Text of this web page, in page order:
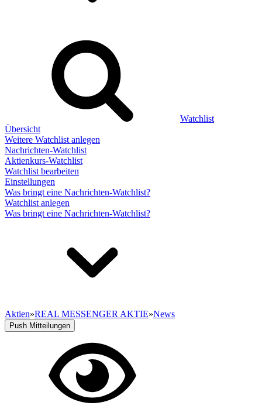
Watchlist
Übersicht
Weitere Watchlist anlegen
Nachrichten-Watchlist
Aktienkurs-Watchlist
Watchlist bearbeiten
Einstellungen
Was bringt eine Nachrichten-Watchlist?
Watchlist anlegen
Was bringt eine Nachrichten-Watchlist?
Aktien»REAL MESSENGER AKTIE»News
Push Mitteilungen